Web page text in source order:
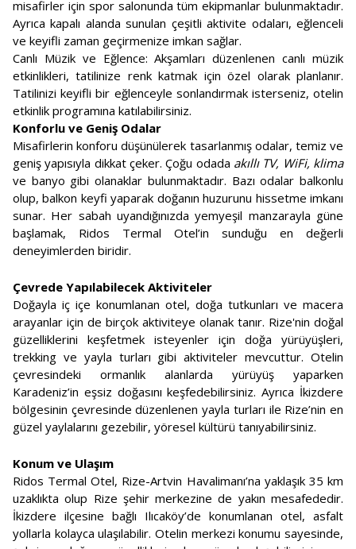
misafirler için spor salonunda tüm ekipmanlar bulunmaktadır.
Ayrıca kapalı alanda sunulan çeşitli aktivite odaları, eğlenceli
ve keyifli zaman geçirmenize imkan sağlar.
Canlı Müzik ve Eğlence: Akşamları düzenlenen canlı müzik
etkinlikleri, tatilinize renk katmak için özel olarak planlanır.
Tatilinizi keyifli bir eğlenceyle sonlandırmak isterseniz, otelin
etkinlik programına katılabilirsiniz.
Konforlu ve Geniş Odalar
Misafirlerin konforu düşünülerek tasarlanmış odalar, temiz ve
geniş yapısıyla dikkat çeker. Çoğu odada akıllı TV, WiFi, klima
ve banyo gibi olanaklar bulunmaktadır. Bazı odalar balkonlu
olup, balkon keyfi yaparak doğanın huzurunu hissetme imkanı
sunar. Her sabah uyandığınızda yemyeşil manzarayla güne
başlamak, Ridos Termal Otel’in sunduğu en değerli
deneyimlerden biridir.
Çevrede Yapılabilecek Aktiviteler
Doğayla iç içe konumlanan otel, doğa tutkunları ve macera
arayanlar için de birçok aktiviteye olanak tanır. Rize'nin doğal
güzelliklerini keşfetmek isteyenler için doğa yürüyüşleri,
trekking ve yayla turları gibi aktiviteler mevcuttur. Otelin
çevresindeki ormanlık alanlarda yürüyüş yaparken
Karadeniz’in eşsiz doğasını keşfedebilirsiniz. Ayrıca İkizdere
bölgesinin çevresinde düzenlenen yayla turları ile Rize’nin en
güzel yaylalarını gezebilir, yöresel kültürü tanıyabilirsiniz.
Konum ve Ulaşım
Ridos Termal Otel, Rize-Artvin Havalimanı’na yaklaşık 35 km
uzaklıkta olup Rize şehir merkezine de yakın mesafededir.
İkizdere ilçesine bağlı Ilıcaköy’de konumlanan otel, asfalt
yollarla kolayca ulaşılabilir. Otelin merkezi konumu sayesinde,